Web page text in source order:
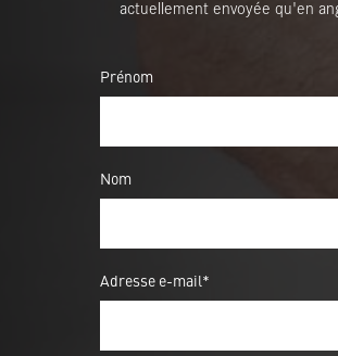
actuellement envoyée qu'en
Prénom
Nom
Adresse e-mail*